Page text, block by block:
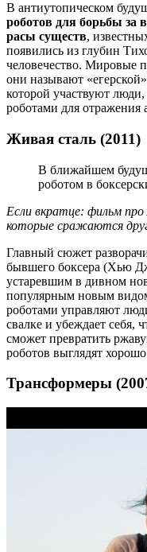
В антиутопическом
роботов для борьбы за
расы существ,
появились из глубин
человечество. Мировые
они называют
которой участвуют
роботами для отражения
Живая сталь (2011)
В ближайшем
роботом в
Если вкратце: фильм
которые сражаются друг
Главный сюжет
бывшего боксера (Хью
устаревшим в дивном
популярным новым видом
роботами управляют
свалке и убеждает себя,
сможет превратить
роботов выглядят
Трансформеры